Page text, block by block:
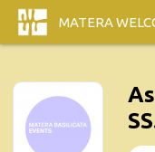
MATERA